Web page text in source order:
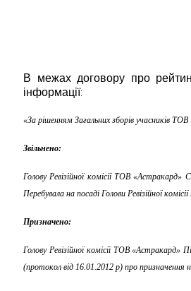
В межах договору про
інформації:
«За рішенням Загальних зборів учасників
Звільнено:
Голову Ревізійної комісії ТОВ
Перебувала на посаді Голови Ревізійної
Призначено:
Голову Ревізійної комісії ТОВ
(протокол від 16.01.2012 р) про призначення